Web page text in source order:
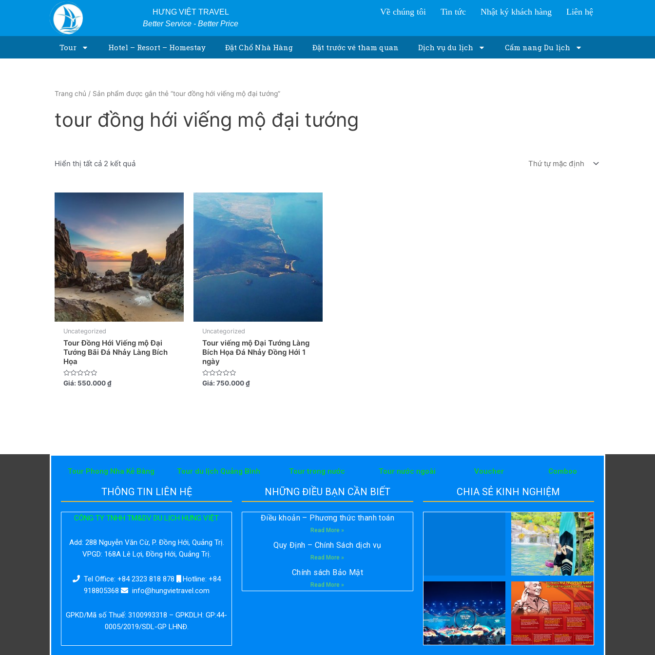
HƯNG VIỆT TRAVEL
Better Service - Better Price
Về chúng tôi Tin tức Nhật ký khách hàng Liên hệ
Tour Hotel – Resort – Homestay Đặt Chổ Nhà Hàng Đặt trước vé tham quan Dịch vụ du lịch Cẩm nang Du lịch
Trang chủ / Sản phẩm được gắn thẻ “tour đồng hới viếng mộ đại tướng”
tour đồng hới viếng mộ đại tướng
Hiển thị tất cả 2 kết quả
Uncategorized
Tour Đồng Hới Viếng mộ Đại
Tướng Bãi Đá Nhảy Làng Bích
Họa
Được
xếp
Giá: 550.000₫
Uncategorized
Tour viếng mộ Đại Tướng Làng
Bích Họa Đá Nhảy Đồng Hới 1
ngày
Được
xếp
Giá: 750.000₫
Tour Phong Nha Kẻ Bàng Tour du lịch Quảng Bình Tour trong nước Tour nước ngoài Voucher Comboo
THÔNG TIN LIÊN HỆ
CÔNG TY TNHH TM&DV DU LỊCH HƯNG VIỆT
Add: 288 Nguyễn Văn Cừ, P. Đồng Hới, Quảng Trị.
VPGD: 168A Lê Lợi, Đồng Hới, Quảng Trị.
Tel Office: +84 2323 818 878
Hotline: +84
918805368
info@hungvietravel.com
GPKD/Mã số Thuế: 3100993318 – GPKDLH: GP:44-
0005/2019/SDL-GP LHNĐ.
NHỮNG ĐIỀU BẠN CẦN BIẾT
Điều khoản – Phương thức thanh toán
Read More »
Quy Định – Chính Sách dịch vụ
Read More »
Chính sách Bảo Mật
Read More »
CHIA SẺ KINH NGHIỆM